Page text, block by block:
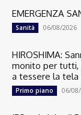
EMERGENZA
Sanità 06/08/2026
HIROSHIMA:
monito per tutti,
a tessere la tela
Primo piano 06/